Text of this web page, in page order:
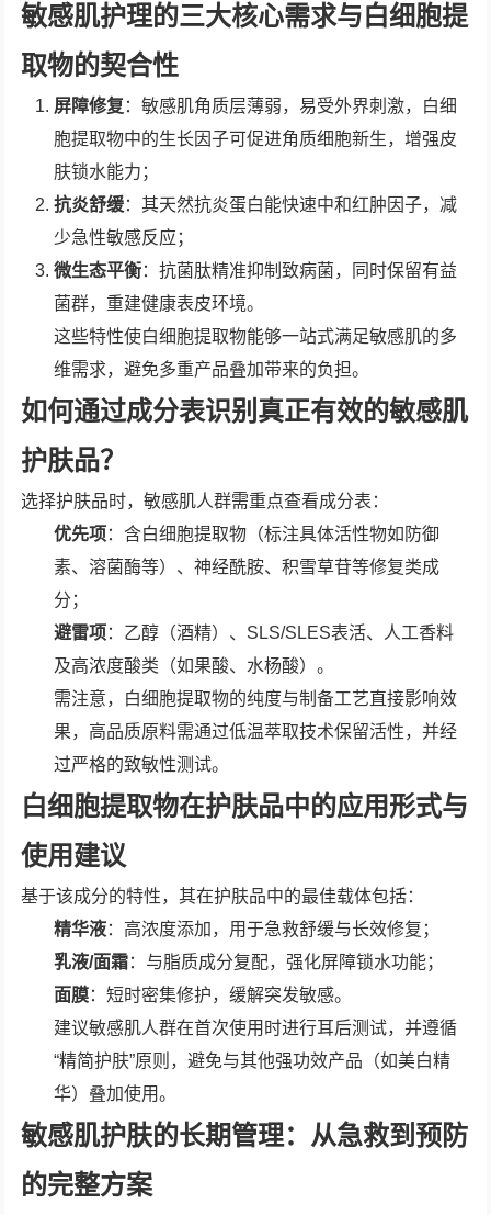
敏感肌护理的三大核心需求与白细胞提
取物的契合性
屏障修复 ：敏感肌角质层薄弱，易受外界刺激，白细
胞提取物中的生长因子可促进角质细胞新生，增强皮
肤锁水能力；
抗炎舒缓：其天然抗炎蛋白能快速中和红肿因子，减
少急性敏感反应；
微生态平衡：抗菌肽精准抑制致病菌，同时保留有益
菌群，重建健康表皮环境。
这些特性使白细胞提取物能够一站式满足敏感肌的多
维需求，避免多重产品叠加带来的负担。
如何通过成分表识别真正有效的敏感肌
护肤品？
选择护肤品时，敏感肌人群需重点查看成分表：
优先项 ：含白细胞提取物（标注具体活性物如防御
素、溶菌酶等）、神经酰胺、积雪草苷等修复类成
分；
避雷项 ：乙醇（酒精）、SLS/SLES表活、人工香料
及高浓度酸类（如果酸、水杨酸）。
需注意，白细胞提取物的纯度与制备工艺直接影响效
果，高品质原料需通过低温萃取技术保留活性，并经
过严格的致敏性测试。
白细胞提取物在护肤品中的应用形式与
使用建议
基于该成分的特性，其在护肤品中的最佳载体包括：
精华液：高浓度添加，用于急救舒缓与长效修复；
乳液/面霜：与脂质成分复配，强化屏障锁水功能；
面膜：短时密集修护，缓解突发敏感。
建议敏感肌人群在首次使用时进行耳后测试，并遵循
“精简护肤”原则，避免与其他强功效产品（如美白精
华）叠加使用。
敏感肌护肤的长期管理：从急救到预防
的完整方案